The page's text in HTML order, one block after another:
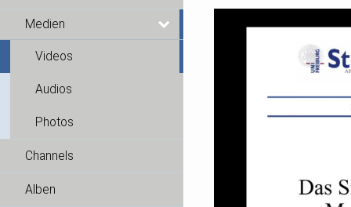
Medien
Videos
Audios
Photos
Channels
Alben